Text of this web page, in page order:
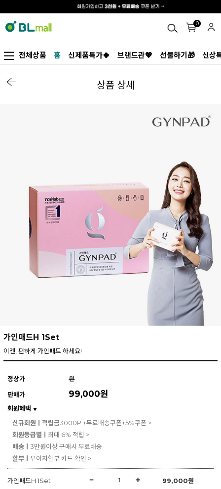
0
전체상품 홈 신제품특가🍀 브랜드관💖 선물하기🎁 신상
상품 상세
가인패드H 1Set
이젠, 편하게 가인패드 하세요!
정상가
원
판매가
99,000원
회원혜택 ▼
신규회원ㅣ 적립금3000P +무료배송쿠폰+5%쿠폰 >
회원등급별ㅣ 최대 6% 적립 >
배송ㅣ 3만원이상 구매시 무료배송
할부ㅣ 무이자할부 카드 확인 >
가인패드H 1Set 99,000원